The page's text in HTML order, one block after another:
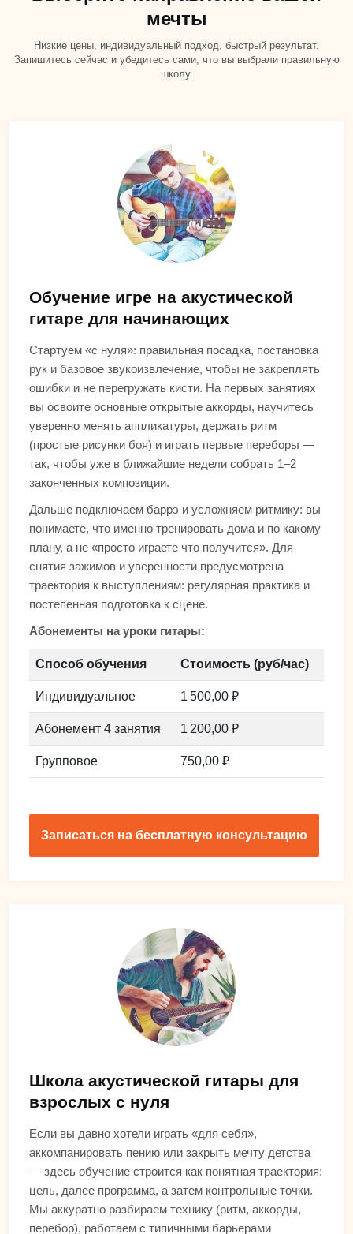
мечты
Низкие цены, индивидуальный подход, быстрый результат.
Запишитесь сейчас и убедитесь сами, что вы выбрали правильную
школу.
Обучение игре на акустической
гитаре для начинающих
Стартуем «с нуля»: правильная посадка, постановка
рук и базовое звукоизвлечение, чтобы не закреплять
ошибки и не перегружать кисти. На первых занятиях
вы освоите основные открытые аккорды, научитесь
уверенно менять аппликатуры, держать ритм
(простые рисунки боя) и играть первые переборы —
так, чтобы уже в ближайшие недели собрать 1–2
законченных композиции.
Дальше подключаем баррэ и усложняем ритмику: вы
понимаете, что именно тренировать дома и по какому
плану, а не «просто играете что получится». Для
снятия зажимов и уверенности предусмотрена
траектория к выступлениям: регулярная практика и
постепенная подготовка к сцене.
Абонементы на уроки гитары:
Способ обучения Стоимость (руб/час)
Индивидуальное 1 500,00 ₽
Абонемент 4 занятия 1 200,00 ₽
Групповое 750,00 ₽
Записаться на бесплатную консультацию
Школа акустической гитары для
взрослых с нуля
Если вы давно хотели играть «для себя»,
аккомпанировать пению или закрыть мечту детства
— здесь обучение строится как понятная траектория:
цель, далее программа, а затем контрольные точки.
Мы аккуратно разбираем технику (ритм, аккорды,
перебор), работаем с типичными барьерами